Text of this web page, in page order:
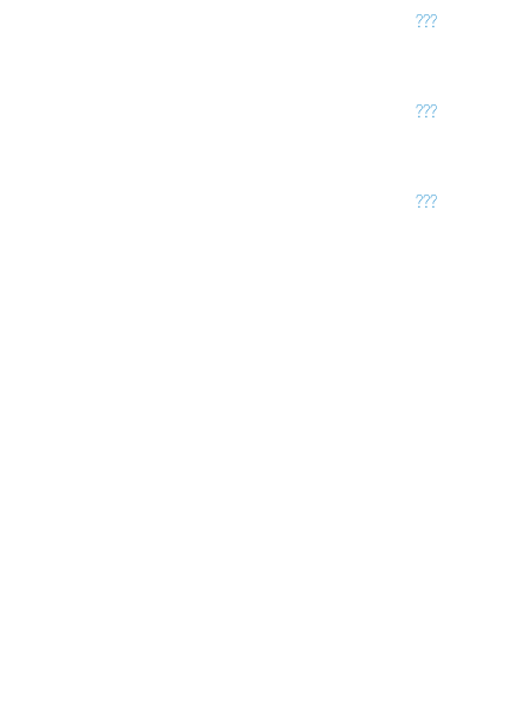
???
???
???